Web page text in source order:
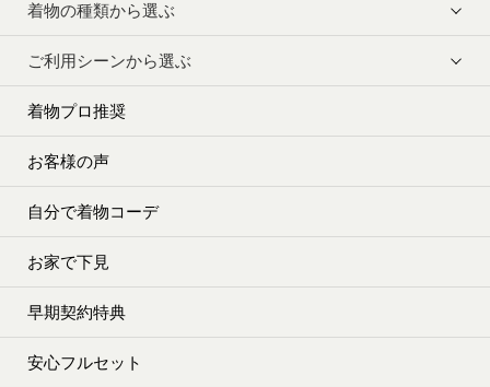
着物の種類から選ぶ
ご利用シーンから選ぶ
着物プロ推奨
お客様の声
自分で着物コーデ
お家で下見
早期契約特典
安心フルセット